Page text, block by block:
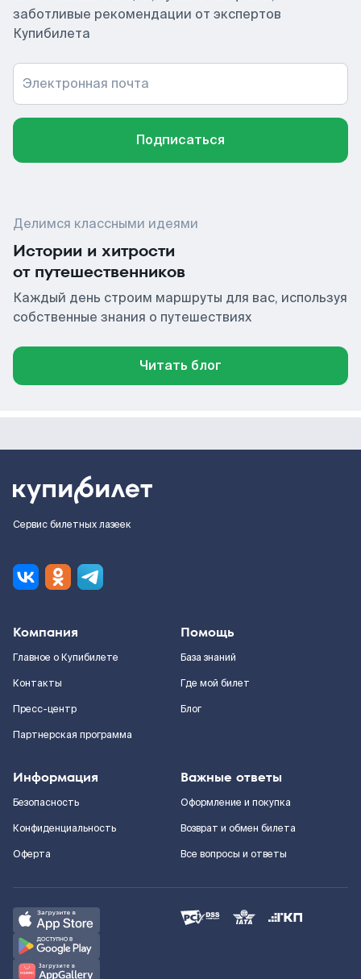
заботливые рекомендации от экспертов
Купибилета
Электронная почта
Подписаться
Делимся классными идеями
Истории и хитрости
от путешественников
Каждый день строим маршруты для вас, используя
собственные знания о путешествиях
Читать блог
Сервис билетных лазеек
Компания
Главное о Купибилете
Контакты
Пресс-центр
Партнерская программа
Помощь
База знаний
Где мой билет
Блог
Информация
Безопасность
Конфиденциальность
Оферта
Важные ответы
Оформление и покупка
Возврат и обмен билета
Все вопросы и ответы